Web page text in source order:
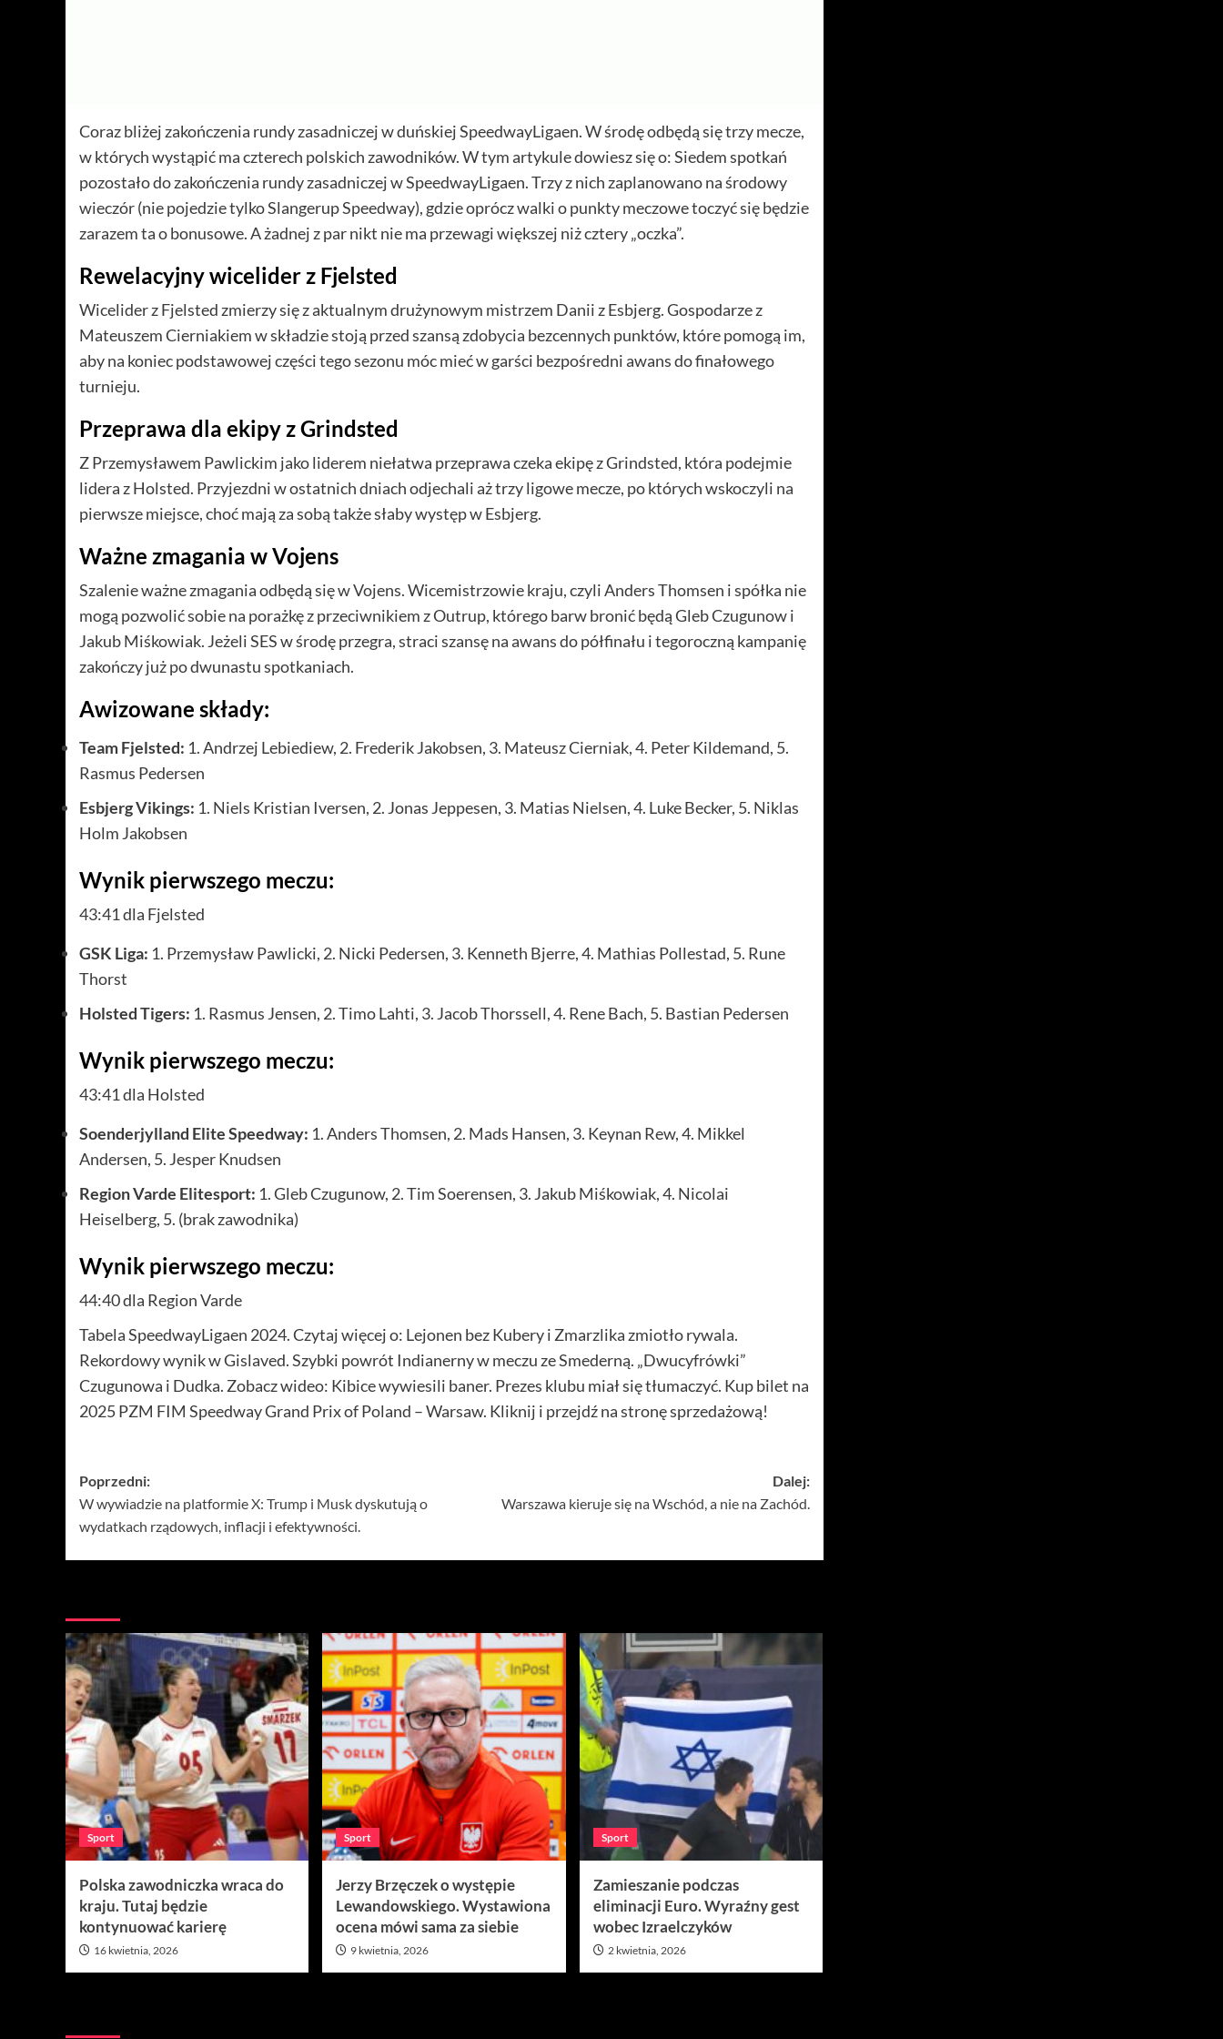
Coraz bliżej zakończenia rundy zasadniczej w duńskiej SpeedwayLigaen. W środę odbędą się trzy mecze,
w których wystąpić ma czterech polskich zawodników. W tym artykule dowiesz się o: Siedem spotkań
pozostało do zakończenia rundy zasadniczej w SpeedwayLigaen. Trzy z nich zaplanowano na środowy
wieczór (nie pojedzie tylko Slangerup Speedway), gdzie oprócz walki o punkty meczowe toczyć się będzie
zarazem ta o bonusowe. A żadnej z par nikt nie ma przewagi większej niż cztery „oczka”.
Rewelacyjny wicelider z Fjelsted
Wicelider z Fjelsted zmierzy się z aktualnym drużynowym mistrzem Danii z Esbjerg. Gospodarze z
Mateuszem Cierniakiem w składzie stoją przed szansą zdobycia bezcennych punktów, które pomogą im,
aby na koniec podstawowej części tego sezonu móc mieć w garści bezpośredni awans do finałowego
turnieju.
Przeprawa dla ekipy z Grindsted
Z Przemysławem Pawlickim jako liderem niełatwa przeprawa czeka ekipę z Grindsted, która podejmie
lidera z Holsted. Przyjezdni w ostatnich dniach odjechali aż trzy ligowe mecze, po których wskoczyli na
pierwsze miejsce, choć mają za sobą także słaby występ w Esbjerg.
Ważne zmagania w Vojens
Szalenie ważne zmagania odbędą się w Vojens. Wicemistrzowie kraju, czyli Anders Thomsen i spółka nie
mogą pozwolić sobie na porażkę z przeciwnikiem z Outrup, którego barw bronić będą Gleb Czugunow i
Jakub Miśkowiak. Jeżeli SES w środę przegra, straci szansę na awans do półfinału i tegoroczną kampanię
zakończy już po dwunastu spotkaniach.
Awizowane składy:
Team Fjelsted: 1. Andrzej Lebiediew, 2. Frederik Jakobsen, 3. Mateusz Cierniak, 4. Peter Kildemand, 5.
Rasmus Pedersen
Esbjerg Vikings: 1. Niels Kristian Iversen, 2. Jonas Jeppesen, 3. Matias Nielsen, 4. Luke Becker, 5. Niklas
Holm Jakobsen
Wynik pierwszego meczu:
43:41 dla Fjelsted
GSK Liga: 1. Przemysław Pawlicki, 2. Nicki Pedersen, 3. Kenneth Bjerre, 4. Mathias Pollestad, 5. Rune
Thorst
Holsted Tigers: 1. Rasmus Jensen, 2. Timo Lahti, 3. Jacob Thorssell, 4. Rene Bach, 5. Bastian Pedersen
Wynik pierwszego meczu:
43:41 dla Holsted
Soenderjylland Elite Speedway: 1. Anders Thomsen, 2. Mads Hansen, 3. Keynan Rew, 4. Mikkel
Andersen, 5. Jesper Knudsen
Region Varde Elitesport: 1. Gleb Czugunow, 2. Tim Soerensen, 3. Jakub Miśkowiak, 4. Nicolai
Heiselberg, 5. (brak zawodnika)
Wynik pierwszego meczu:
44:40 dla Region Varde
Tabela SpeedwayLigaen 2024. Czytaj więcej o: Lejonen bez Kubery i Zmarzlika zmiotło rywala.
Rekordowy wynik w Gislaved. Szybki powrót Indianerny w meczu ze Smederną. „Dwucyfrówki”
Czugunowa i Dudka. Zobacz wideo: Kibice wywiesili baner. Prezes klubu miał się tłumaczyć. Kup bilet na
2025 PZM FIM Speedway Grand Prix of Poland – Warsaw. Kliknij i przejdź na stronę sprzedażową!
Zobacz
wpisy
Poprzedni:
W wywiadzie na platformie X: Trump i Musk dyskutują o
wydatkach rządowych, inflacji i efektywności.
Dalej:
Warszawa kieruje się na Wschód, a nie na Zachód.
Sport
Polska zawodniczka wraca do
kraju. Tutaj będzie
kontynuować karierę
16 kwietnia, 2026
Sport
Jerzy Brzęczek o występie
Lewandowskiego. Wystawiona
ocena mówi sama za siebie
9 kwietnia, 2026
Sport
Zamieszanie podczas
eliminacji Euro. Wyraźny gest
wobec Izraelczyków
2 kwietnia, 2026